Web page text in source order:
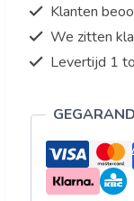
Klanten
We zitten
Levertijd 1